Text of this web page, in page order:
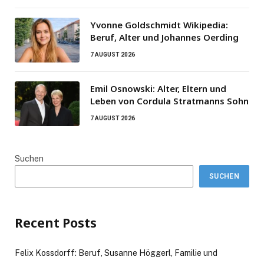
Yvonne Goldschmidt Wikipedia:
Beruf, Alter und Johannes Oerding
7 AUGUST 2026
Emil Osnowski: Alter, Eltern und
Leben von Cordula Stratmanns Sohn
7 AUGUST 2026
Suchen
SUCHEN
Recent Posts
Felix Kossdorff: Beruf, Susanne Höggerl, Familie und